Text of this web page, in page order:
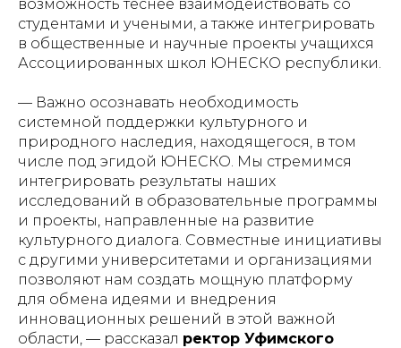
возможность теснее взаимодействовать со
студентами и учеными, а также интегрировать
в общественные и научные проекты учащихся
Ассоциированных школ ЮНЕСКО республики.
— Важно осознавать необходимость
системной поддержки культурного и
природного наследия, находящегося, в том
числе под эгидой ЮНЕСКО. Мы стремимся
интегрировать результаты наших
исследований в образовательные программы
и проекты, направленные на развитие
культурного диалога. Совместные инициативы
с другими университетами и организациями
позволяют нам создать мощную платформу
для обмена идеями и внедрения
инновационных решений в этой важной
области, — рассказал ректор Уфимского